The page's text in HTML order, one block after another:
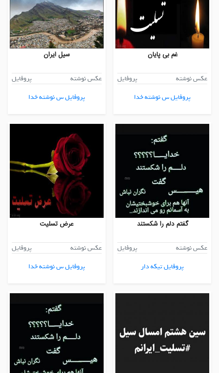
غم بی پایان
عکس نوشته
پروفایل
پروفایل س نوشته خدا
سیل ایران
عکس نوشته
پروفایل
پروفایل س نوشته خدا
گفتم دلم را شکستند
عکس نوشته
پروفایل
پروفایل تیکه دار
عرض تسلیت
عکس نوشته
پروفایل
پروفایل س نوشته خدا